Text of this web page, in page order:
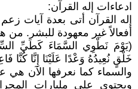
ادعاءات إله القرآن:
إله القرآن أتى بعدة آيات
أفعالاً غير معهودة للبشر. من
(يَوْمَ نَطْوِي السَّمَاءَ كَطَيِّ
خَلْقٍ نُعِيدُهُ وَعْدًا عَلَيْنَا إِنَّا كُنَّا
والسماء كما نعرفها الآن هي
ويحتوي على مليارات